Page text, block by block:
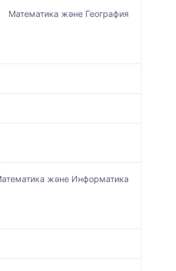
Математика және География
және Информатика